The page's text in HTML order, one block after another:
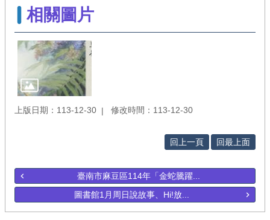
相關圖片
上版日期：113-12-30 修改時間：113-12-30
回上一頁 回最上面
臺南市麻豆區114年「金蛇騰躍...
圖書館1月周日說故事、Hi!放...